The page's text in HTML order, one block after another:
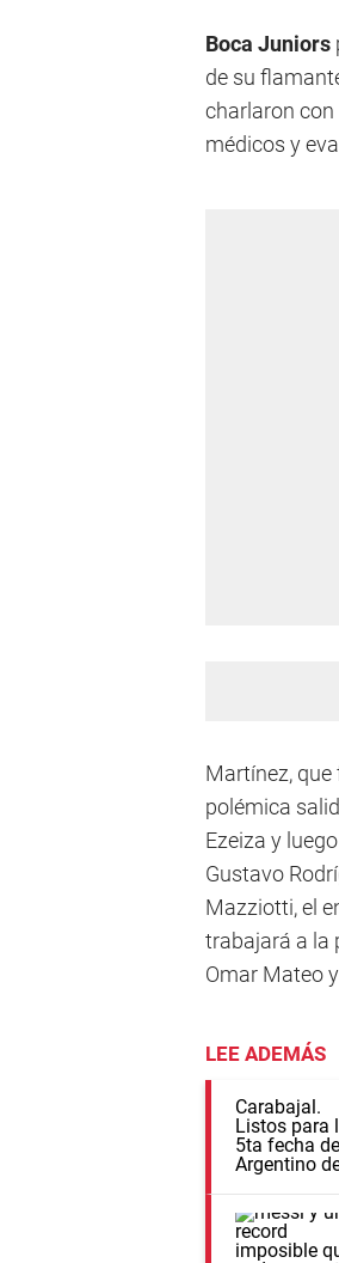
Boca Juniors
de su
charlaron con
médicos y
Martínez, que
polémica
Ezeiza y
Gustavo
Mazziotti, el
trabajará a la
Omar Mateo
LEE ADEMÁS